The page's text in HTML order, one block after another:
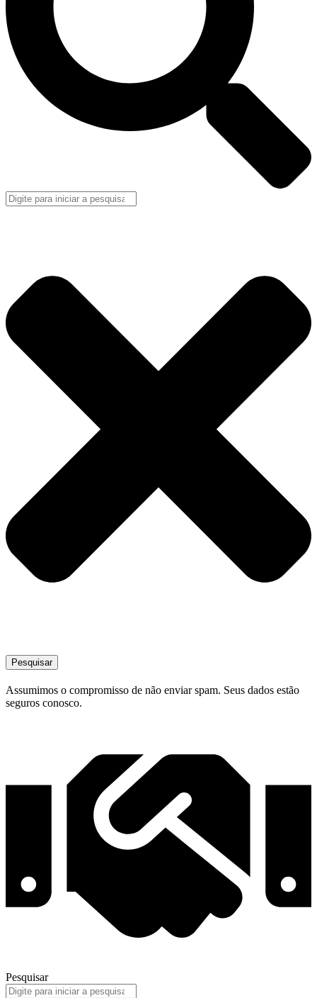
Pesquisar
Assumimos o compromisso de não enviar spam. Seus dados estão
seguros conosco.
Pesquisar